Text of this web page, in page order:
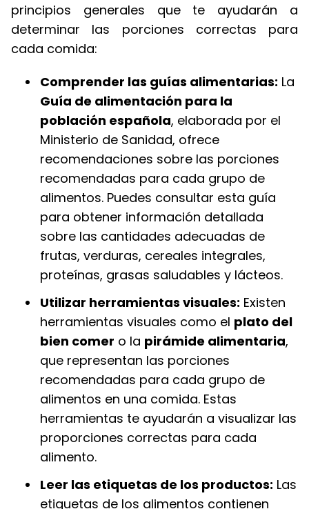
principios generales que te ayudarán a
determinar las porciones correctas para
cada comida:
Comprender las guías alimentarias: La
Guía de alimentación para la
población española, elaborada por el
Ministerio de Sanidad, ofrece
recomendaciones sobre las porciones
recomendadas para cada grupo de
alimentos. Puedes consultar esta guía
para obtener información detallada
sobre las cantidades adecuadas de
frutas, verduras, cereales integrales,
proteínas, grasas saludables y lácteos.
Utilizar herramientas visuales: Existen
herramientas visuales como el plato del
bien comer o la pirámide alimentaria,
que representan las porciones
recomendadas para cada grupo de
alimentos en una comida. Estas
herramientas te ayudarán a visualizar las
proporciones correctas para cada
alimento.
Leer las etiquetas de los productos: Las
etiquetas de los alimentos contienen